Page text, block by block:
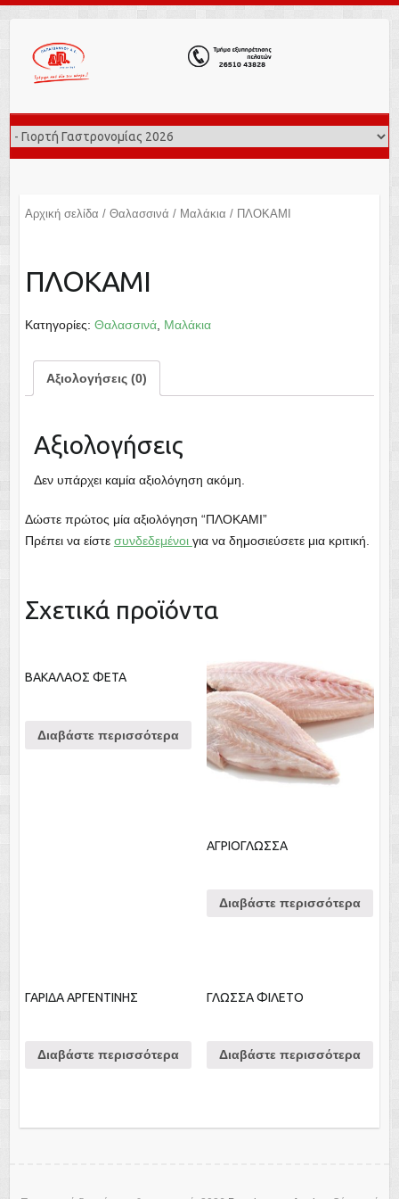
Αρχική σελίδα / Θαλασσινά / Μαλάκια / ΠΛΟΚΑΜΙ
ΠΛΟΚΑΜΙ
Κατηγορίες: Θαλασσινά, Μαλάκια
Αξιολογήσεις (0)
Αξιολογήσεις
Δεν υπάρχει καμία αξιολόγηση ακόμη.
Δώστε πρώτος μία αξιολόγηση “ΠΛΟΚΑΜΙ”
Πρέπει να είστε συνδεδεμένοι για να δημοσιεύσετε μια κριτική.
Σχετικά προϊόντα
ΒΑΚΑΛΑΟΣ ΦΕΤΑ
Διαβάστε περισσότερα
ΑΓΡΙΟΓΛΩΣΣΑ
Διαβάστε περισσότερα
ΓΑΡΙΔΑ ΑΡΓΕΝΤΙΝΗΣ
Διαβάστε περισσότερα
ΓΛΩΣΣΑ ΦΙΛΕΤΟ
Διαβάστε περισσότερα